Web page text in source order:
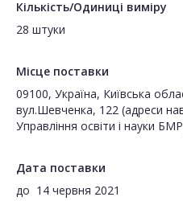
Кількість/Одиниці виміру
28 штуки
Місце поставки
09100, Україна, Київська
вул.Шевченка, 122 (адреси
Управління освіти і науки
Дата поставки
до 14 червня 2021